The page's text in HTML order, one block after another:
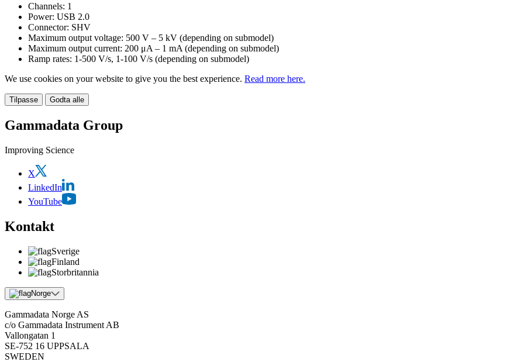
Channels: 1
Power: USB 2.0
Connector: SHV
Maximum output voltage: 500 V – 5 kV (depending on submodel)
Maximum output current: 200 μA – 1 mA (depending on submodel)
Ramp rates: 1-500 V/s, 1-100 V/s (depending on submodel)
We use cookies on your website to give you the best experience. Read more here.
Tilpasse Godta alle
Gammadata Group
Improving Science
X
LinkedIn
YouTube
Kontakt
Sverige
Finland
Storbritannia
Norge
Gammadata Norge AS
c/o Gammadata Instrument AB
Vallongatan 1
SE-752 16 UPPSALA
SWEDEN